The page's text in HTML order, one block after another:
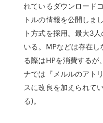
れているダウンロード
トルの情報を公開しま
ト方式を採用。最大3
いる。MPなどは存在
る際はHPを消費するが
ナでは『メルルのアト
スに改良を加えられて
る)。